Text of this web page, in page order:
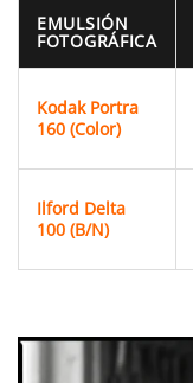
EMULSIÓN
FOTOGRÁFICA
Kodak Portra
160 (Color)
Ilford Delta
100 (B/N)